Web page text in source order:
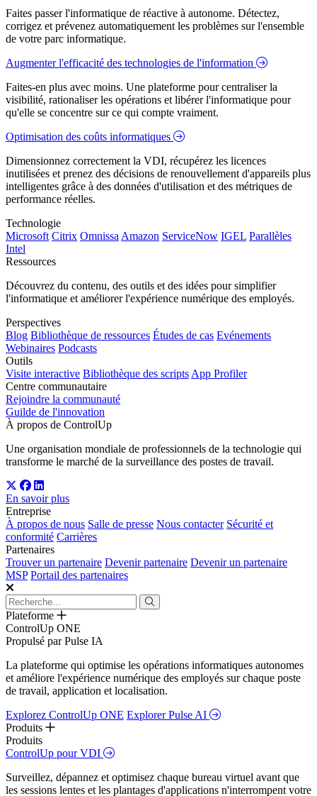
Faites passer l'informatique de réactive à autonome. Détectez,
corrigez et prévenez automatiquement les problèmes sur l'ensemble
de votre parc informatique.
Augmenter l'efficacité des technologies de l'information
Faites-en plus avec moins. Une plateforme pour centraliser la
visibilité, rationaliser les opérations et libérer l'informatique pour
qu'elle se concentre sur ce qui compte vraiment.
Optimisation des coûts informatiques
Dimensionnez correctement la VDI, récupérez les licences
inutilisées et prenez des décisions de renouvellement d'appareils plus
intelligentes grâce à des données d'utilisation et des métriques de
performance réelles.
Technologie
Microsoft Citrix Omnissa Amazon ServiceNow IGEL Parallèles
Intel
Ressources
Découvrez du contenu, des outils et des idées pour simplifier
l'informatique et améliorer l'expérience numérique des employés.
Perspectives
Blog Bibliothèque de ressources Études de cas Evénements
Webinaires Podcasts
Outils
Visite interactive Bibliothèque des scripts App Profiler
Centre communautaire
Rejoindre la communauté
Guilde de l'innovation
À propos de ControlUp
Une organisation mondiale de professionnels de la technologie qui
transforme le marché de la surveillance des postes de travail.
En savoir plus
Entreprise
À propos de nous Salle de presse Nous contacter Sécurité et
conformité Carrières
Partenaires
Trouver un partenaire Devenir partenaire Devenir un partenaire
MSP Portail des partenaires
Plateforme
ControlUp ONE
Propulsé par Pulse IA
La plateforme qui optimise les opérations informatiques autonomes
et améliore l'expérience numérique des employés sur chaque poste
de travail, application et localisation.
Explorez ControlUp ONE Explorer Pulse AI
Produits
Produits
ControlUp pour VDI
Surveillez, dépannez et optimisez chaque bureau virtuel avant que
les sessions lentes et les plantages d'applications n'interrompent votre